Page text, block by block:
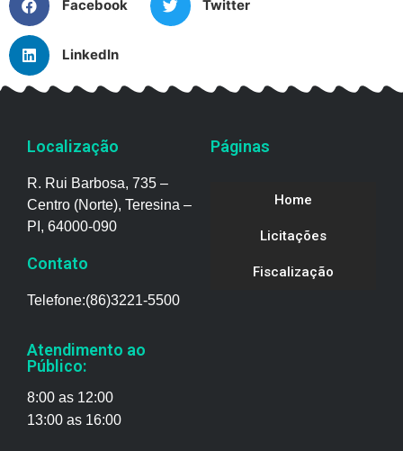
Facebook Twitter
LinkedIn
Localização
R. Rui Barbosa, 735 –
Centro (Norte), Teresina –
PI, 64000-090
Contato
Telefone:(86)3221-5500
Atendimento ao
Público:
8:00 as 12:00
13:00 as 16:00
Páginas
Home
Licitações
Fiscalização